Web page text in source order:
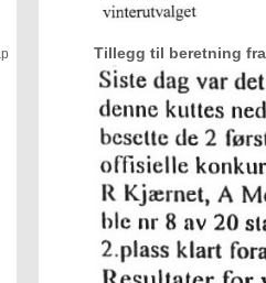
Tillegg til beretning